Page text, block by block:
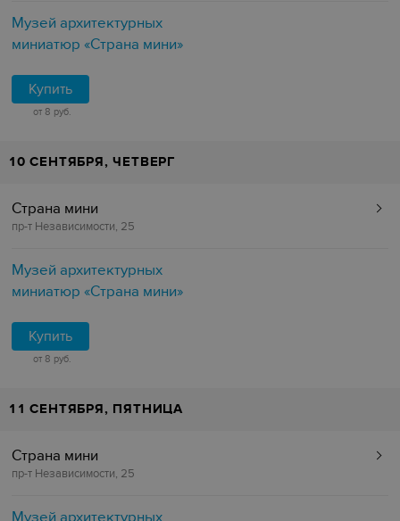
Музей архитектурных
миниатюр «Страна мини»
Купить
от 8 руб.
10 СЕНТЯБРЯ, ЧЕТВЕРГ
Страна мини
пр-т Независимости, 25
Музей архитектурных
миниатюр «Страна мини»
Купить
от 8 руб.
11 СЕНТЯБРЯ, ПЯТНИЦА
Страна мини
пр-т Независимости, 25
Музей архитектурных